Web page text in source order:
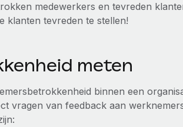
medewerkers en tevreden
klanten tevreden te stellen!
meten
binnen een
vragen van feedback aan